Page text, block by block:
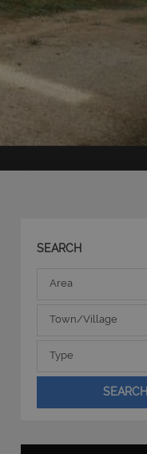
SEARCH
AreaArea
Town/Village
Town/Village
TypeType
SEARCH